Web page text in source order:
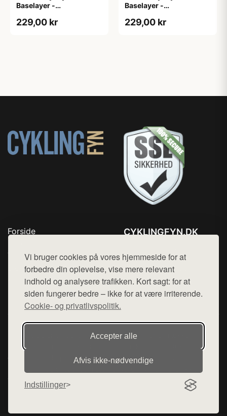
Vi bruger cookies på vores hjemmeside for at
forbedre din oplevelse, vise mere relevant
indhold og analysere trafikken. Kort sagt: for at
siden fungerer bedre – ikke for at være irriterende.
Cookie- og privatlivspolitik.
Accepter alle
Afvis ikke‑nødvendige
Indstillinger
Baselayer -
Ærmer - Herre - Hvid -
229,00 kr
Baselayer -
Ærmer - Herre - Hvid
229,00 kr
Forside
Top Rabatter
Blog
Kontakt
CYKLINGFYN.DK
Mail: hej@want.dk
Cookie- og privatlivspolitik
Denne side er en del af want.dk, der udgiver en række
hjemmesider med præsentation af forskellige produkter fra
diverse webshops. Der sælges ikke varer fra denne side - vi
varerne på lager.